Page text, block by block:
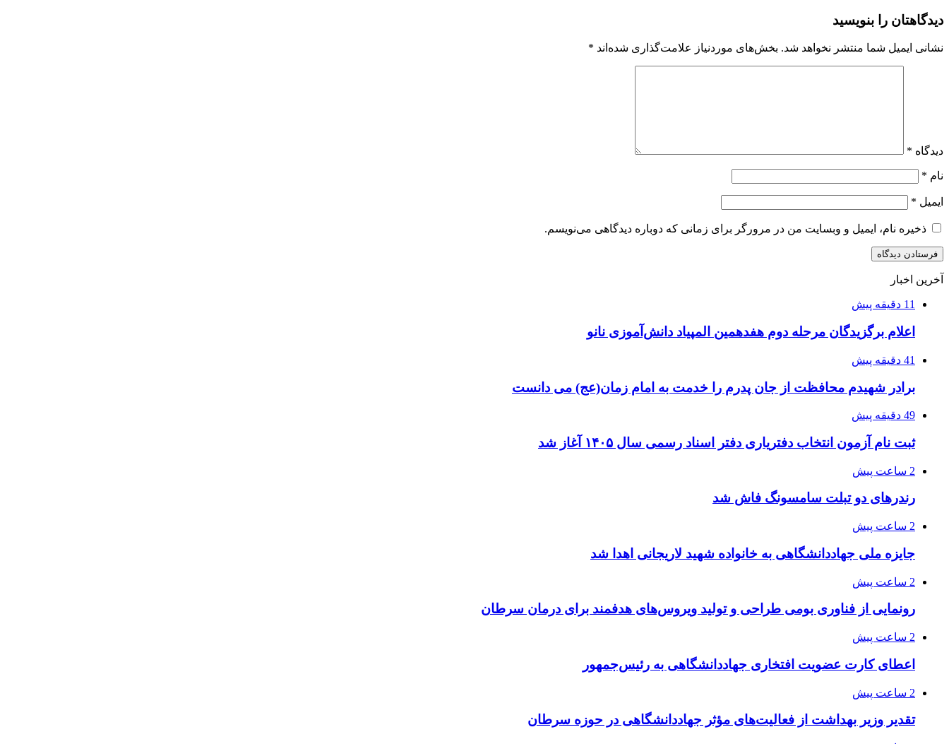
دیدگاهتان را بنویسید
نشانی ایمیل شما منتشر نخواهد شد. بخش‌های موردنیاز علامت‌گذاری شده‌اند *
دیدگاه *
نام *
ایمیل *
ذخیره نام، ایمیل و وبسایت من در مرورگر برای زمانی که دوباره دیدگاهی می‌نویسم.
آخرین اخبار
11 دقیقه پیش
اعلام برگزیدگان مرحله دوم هفدهمین المپیاد دانش‌آموزی نانو
41 دقیقه پیش
برادر شهیدم محافظت از جان پدرم را خدمت به امام زمان(عج) می دانست
49 دقیقه پیش
ثبت نام آزمون انتخاب دفتریاری دفتر اسناد رسمی سال ۱۴۰۵ آغاز شد
2 ساعت پیش
رندرهای دو تبلت سامسونگ فاش شد
2 ساعت پیش
جایزه ملی جهاددانشگاهی به خانواده شهید لاریجانی اهدا شد
2 ساعت پیش
رونمایی از فناوری بومی طراحی و تولید ویروس‌های هدفمند برای درمان سرطان
2 ساعت پیش
اعطای کارت عضویت افتخاری جهاددانشگاهی به رئیس‌جمهور
2 ساعت پیش
تقدیر وزیر بهداشت از فعالیت‌های مؤثر جهاددانشگاهی در حوزه سرطان